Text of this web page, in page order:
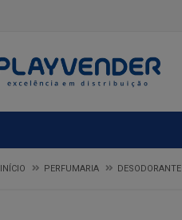
INÍCIO PERFUMARIA DESODORANTE